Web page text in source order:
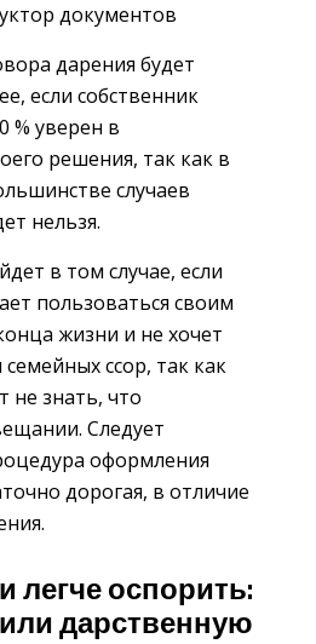
документов
дарения будет
если собственник
% уверен в
решения, так как в
случаев
нельзя.
в том случае, если
пользоваться своим
жизни и не хочет
ссор, так как
не знать, что
Следует
оформления
дорогая, в отличие
легче оспорить:
дарственную